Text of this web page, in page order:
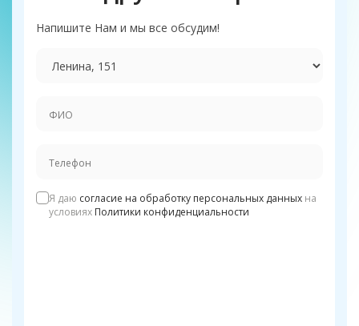
Напишите Нам и мы все обсудим!
Я даю согласие на обработку персональных данных на
условиях Политики конфиденциальности